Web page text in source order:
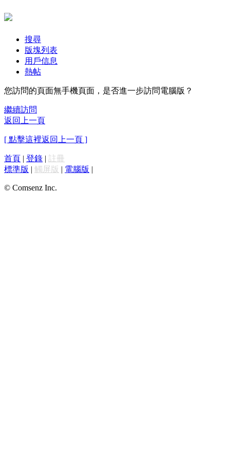
搜尋
版塊列表
用戶信息
熱帖
您訪問的頁面無手機頁面，是否進一步訪問電腦版？
繼續訪問
返回上一頁
[ 點擊這裡返回上一頁 ]
首頁 | 登錄 | 註冊
標準版 | 觸屏版 | 電腦版 |
© Comsenz Inc.